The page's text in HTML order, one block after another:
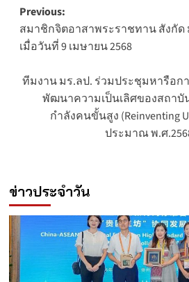
Post
navigation
Previous:
สมาชิกจิตอาสาพระราชทาน สังกั
เมื่อวันที่ 9 เมษายน 2568
ทีมงาน มร.ลป. ร่วมประชุมหารือก
พัฒนาความเป็นเลิศของสถา
กำลังคนขั้นสูง (Reinventing
ประมาณ พ.ศ
ข่าวประจำวัน